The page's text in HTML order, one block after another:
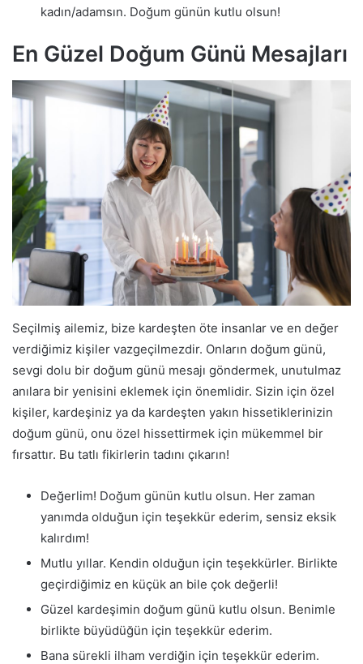
kadın/adamsın. Doğum günün kutlu olsun!
En Güzel Doğum Günü Mesajları
Seçilmiş ailemiz, bize kardeşten öte insanlar ve en değer
verdiğimiz kişiler vazgeçilmezdir. Onların doğum günü,
sevgi dolu bir doğum günü mesajı göndermek, unutulmaz
anılara bir yenisini eklemek için önemlidir. Sizin için özel
kişiler, kardeşiniz ya da kardeşten yakın hissetiklerinizin
doğum günü, onu özel hissettirmek için mükemmel bir
fırsattır. Bu tatlı fikirlerin tadını çıkarın!
Değerlim! Doğum günün kutlu olsun. Her zaman
yanımda olduğun için teşekkür ederim, sensiz eksik
kalırdım!
Mutlu yıllar. Kendin olduğun için teşekkürler. Birlikte
geçirdiğimiz en küçük an bile çok değerli!
Güzel kardeşimin doğum günü kutlu olsun. Benimle
birlikte büyüdüğün için teşekkür ederim.
Bana sürekli ilham verdiğin için teşekkür ederim.